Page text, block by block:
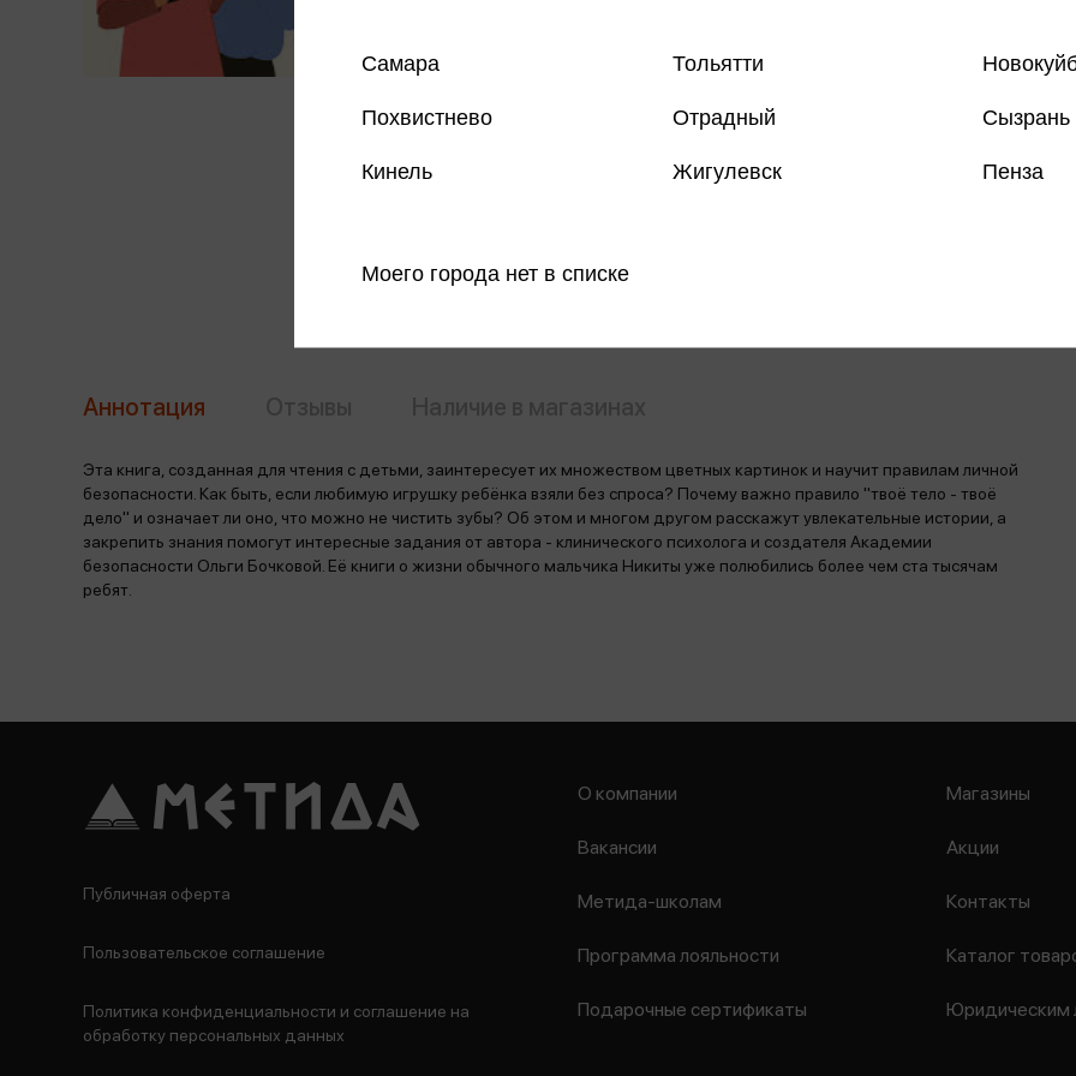
Аннотация
Эта книга, созданная для чтения с детьми, заинтересует их множеством цветных картинок и научит правилам личной
безопасности. Как быть, если любимую игрушку ребёнка взяли без спроса? Почему важно правило "твоё тело - твоё
дело" и означает ли оно, что можно не чистить зубы? Об этом и многом другом расскажут увлекательные истории, а
закрепить знания помогут интересные задания от автора - клинического психолога и создателя Академии
безопасности Ольги Бочковой. Её книги о жизни обычного мальчика Никиты уже полюбились более чем ста тысячам
ребят.
Самара Тольятти
Похвистнево Отрадный Сызрань
Кинель Жигулевск Пенза
Моего города нет в списке
О компании
Вакансии
Метида-школам
Программа лояльности
Подарочные сертификаты
Магазины
Акции
Контакты
Каталог
Юридическим
Публичная оферта
Пользовательское соглашение
Политика конфиденциальности и соглашение на
обработку персональных данных